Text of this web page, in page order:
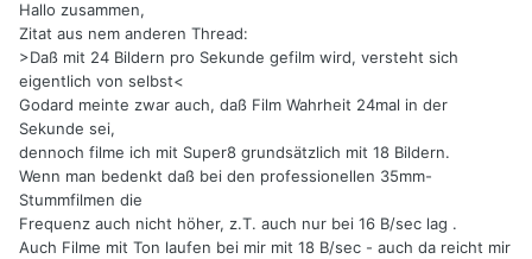
Hallo zusammen,
Zitat aus nem anderen Thread:
>Daß mit 24 Bildern pro Sekunde gefilm wird, versteht sich
eigentlich von selbst<
Godard meinte zwar auch, daß Film Wahrheit 24mal in der
Sekunde sei,
dennoch filme ich mit Super8 grundsätzlich mit 18 Bildern.
Wenn man bedenkt daß bei den professionellen 35mm-
Stummfilmen die
Frequenz auch nicht höher, z.T. auch nur bei 16 B/sec lag .
Auch Filme mit Ton laufen bei mir mit 18 B/sec - auch da reicht mir